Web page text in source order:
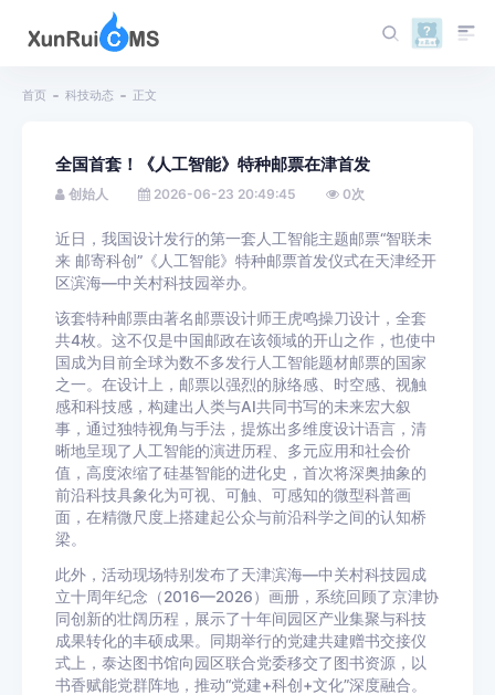
首页 科技动态 正文
全国首套！《人工智能》特种邮票在津首发
创始人 2026-06-23 20:49:45 0次
近日，我国设计发行的第一套人工智能主题邮票“智联未
来 邮寄科创”《人工智能》特种邮票首发仪式在天津经开
区滨海—中关村科技园举办。
该套特种邮票由著名邮票设计师王虎鸣操刀设计，全套
共4枚。这不仅是中国邮政在该领域的开山之作，也使中
国成为目前全球为数不多发行人工智能题材邮票的国家
之一。在设计上，邮票以强烈的脉络感、时空感、视触
感和科技感，构建出人类与AI共同书写的未来宏大叙
事，通过独特视角与手法，提炼出多维度设计语言，清
晰地呈现了人工智能的演进历程、多元应用和社会价
值，高度浓缩了硅基智能的进化史，首次将深奥抽象的
前沿科技具象化为可视、可触、可感知的微型科普画
面，在精微尺度上搭建起公众与前沿科学之间的认知桥
梁。
此外，活动现场特别发布了天津滨海—中关村科技园成
立十周年纪念（2016—2026）画册，系统回顾了京津协
同创新的壮阔历程，展示了十年间园区产业集聚与科技
成果转化的丰硕成果。同期举行的党建共建赠书交接仪
式上，泰达图书馆向园区联合党委移交了图书资源，以
书香赋能党群阵地，推动“党建+科创+文化”深度融合。